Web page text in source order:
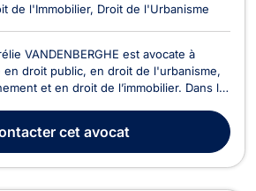
de l'Immobilier Droit de l'Urbanisme
VANDENBERGHE est avocate à
en droit public, en droit de l'urbanisme,
et en droit de l’immobilier. Dans le
assiste dans le dépôt de vos
d'urbanisme, permis d'urb...
cet avocat